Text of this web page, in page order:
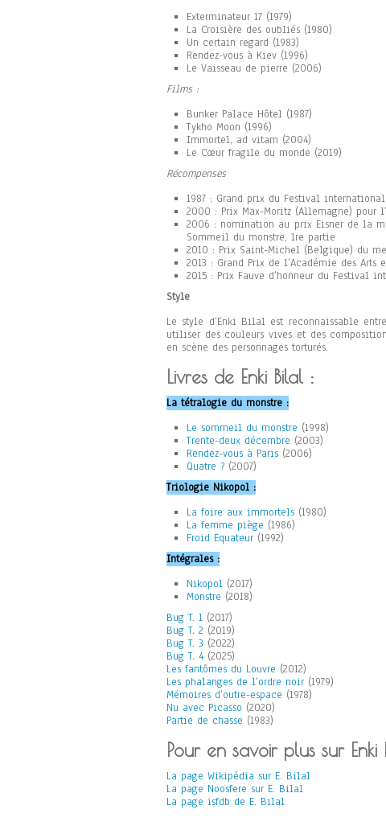
Exterminateur 17 (1979)
La Croisière des oubliés (1980)
Un certain regard (1983)
Rendez-vous à Kiev (1996)
Le Vaisseau de pierre (2006)
Films :
Bunker Palace Hôtel (1987)
Tykho Moon (1996)
Immortel, ad vitam (2004)
Le Cœur fragile du monde (2019)
Récompenses
1987 : Grand prix du Festival
2000 : Prix Max-Moritz (Allemagne) pour
2006 : nomination au prix Eisner de la
Sommeil du monstre, 1re partie
2010 : Prix Saint-Michel (Belgique) du
2013 : Grand Prix de l’Académie des
2015 : Prix Fauve d’honneur du Festival
Style
Le style d’Enki Bilal est reconnaissable
utiliser des couleurs vives et des
en scène des personnages torturés.
Livres de Enki Bilal :
La tétralogie du monstre :
Le sommeil du monstre (1998)
Trente-deux décembre (2003)
Rendez-vous à Paris (2006)
Quatre ? (2007)
Triologie Nikopol :
La foire aux immortels (1980)
La femme piège (1986)
Froid Equateur (1992)
Intégrales :
Nikopol (2017)
Monstre (2018)
Bug T. 1 (2017)
Bug T. 2 (2019)
Bug T. 3 (2022)
Bug T. 4 (2025)
Les fantômes du Louvre (2012)
Les phalanges de l’ordre noir (1979)
Mémoires d’outre-espace (1978)
Nu avec Picasso (2020)
Partie de chasse (1983)
Pour en savoir plus sur Enki
La page Wikipédia sur E. Bilal
La page Noosfere sur E. Bilal
La page isfdb de E. Bilal